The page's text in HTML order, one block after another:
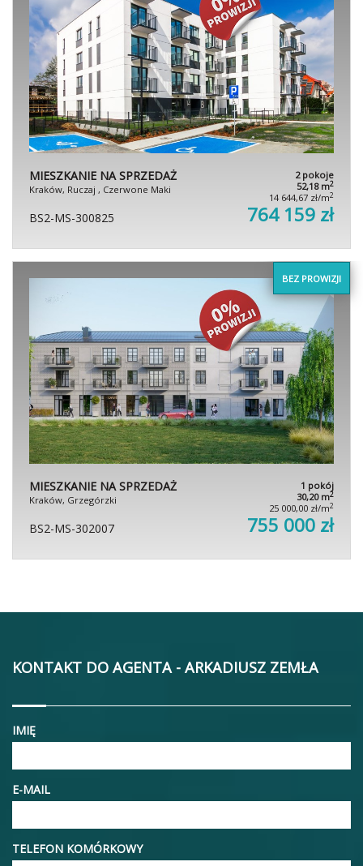
MIESZKANIE NA SPRZEDAŻ
Kraków, Ruczaj , Czerwone Maki
2 pokoje
52,18 m2
14 644,67 zł/m2
BS2-MS-300825 764 159 zł
BEZ PROWIZJI
MIESZKANIE NA SPRZEDAŻ
Kraków, Grzegórzki
1 pokój
30,20 m2
25 000,00 zł/m2
BS2-MS-302007 755 000 zł
KONTAKT DO AGENTA - ARKADIUSZ ZEMŁA
IMIĘ
E-MAIL
TELEFON KOMÓRKOWY